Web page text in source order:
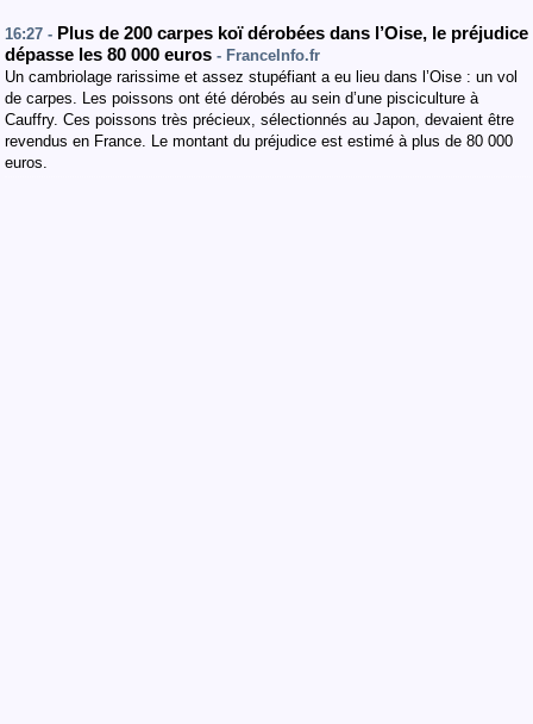
16:27 - Plus de 200 carpes koï dérobées dans l’Oise, le préjudice
dépasse les 80 000 euros - FranceInfo.fr
Un cambriolage rarissime et assez stupéfiant a eu lieu dans l’Oise : un vol
de carpes. Les poissons ont été dérobés au sein d’une pisciculture à
Cauffry. Ces poissons très précieux, sélectionnés au Japon, devaient être
revendus en France. Le montant du préjudice est estimé à plus de 80 000
euros.